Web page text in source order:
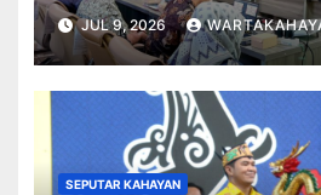
JUL 9, 2026
SEPUTAR KAHAYAN